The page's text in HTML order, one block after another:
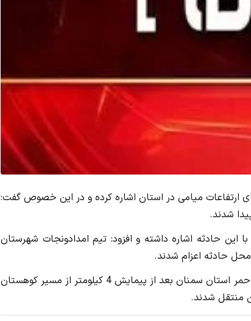
ارتفاعات میامی در استان اشاره کرده و در این خصوص گفت:
این حادثه اشاره داشته و افزود: تیم امدادونجات شهرستان
حادثه اعزام شدند.
وی ادامه داد: به دلیل صعب‌العبور بودن منطقه، نجاتگران جمعیت هلال‌احمر استان سمنان بعد از پیمایش 4 کیلومتر از مسیر کوهستان